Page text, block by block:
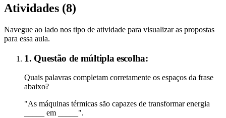
Atividades (8)
Navegue ao lado nos tipo de atividade para visualizar as propostas
para essa aula.
1. Questão de múltipla escolha:
Quais palavras completam corretamente os espaços da frase
abaixo?
"As máquinas térmicas são capazes de transformar energia
_____ em _____".